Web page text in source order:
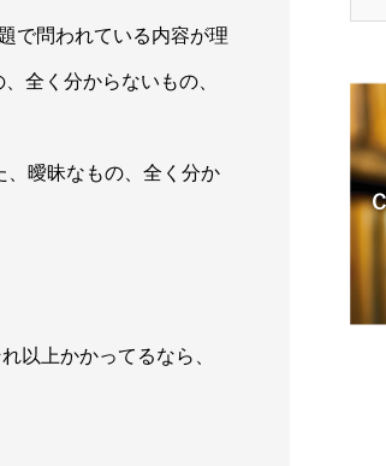
で問われている内容が理
全く分からないもの、
、曖昧なもの、全く分か
以上かかってるなら、